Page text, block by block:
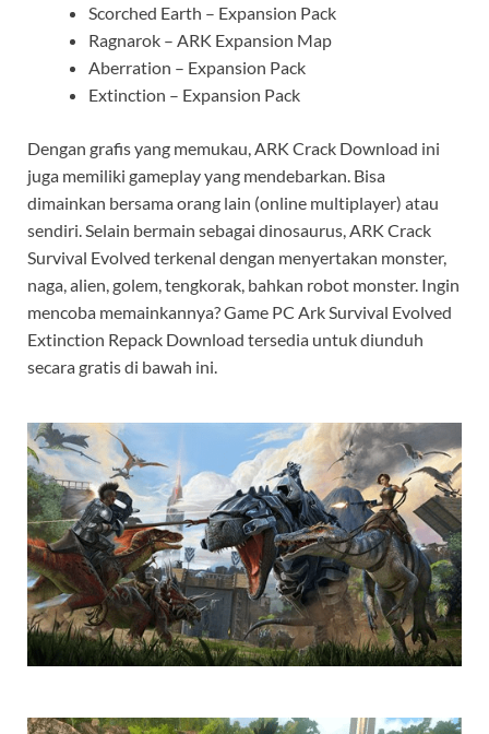
Scorched Earth – Expansion Pack
Ragnarok – ARK Expansion Map
Aberration – Expansion Pack
Extinction – Expansion Pack
Dengan grafis yang memukau, ARK Crack Download ini
juga memiliki gameplay yang mendebarkan. Bisa
dimainkan bersama orang lain (online multiplayer) atau
sendiri. Selain bermain sebagai dinosaurus, ARK Crack
Survival Evolved terkenal dengan menyertakan monster,
naga, alien, golem, tengkorak, bahkan robot monster. Ingin
mencoba memainkannya? Game PC Ark Survival Evolved
Extinction Repack Download tersedia untuk diunduh
secara gratis di bawah ini.